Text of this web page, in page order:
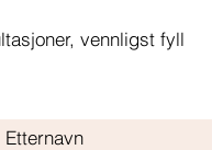
vennligst fyll
Etternavn